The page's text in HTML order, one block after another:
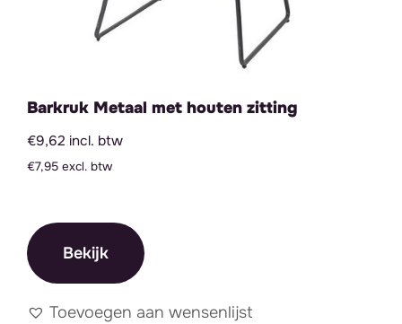
Barkruk Metaal met houten zitting
€9,62 incl. btw
€7,95 excl. btw
Bekijk
Toevoegen aan wensenlijst